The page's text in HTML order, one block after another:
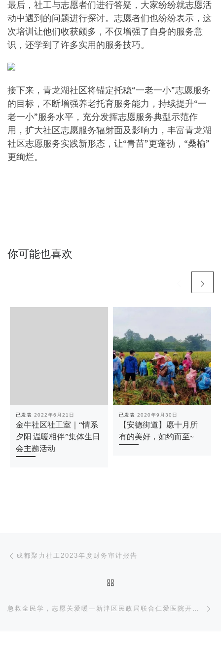
最后，社工与志愿者们进行答疑，大家纷纷就志愿活
动中遇到的问题进行探讨。志愿者们也纷纷表示，这
次培训让他们收获颇多，不仅增强了自身的服务意
识，还学到了许多实用的服务技巧。
接下来，青龙湖社区将锚定托稳“一老一小”志愿服务
的目标，不断增强养老托育服务能力，持续提升“一
老一小”服务水平，充分发挥志愿服务典型示范作
用，扩大社区志愿服务辐射面及影响力，丰富青龙湖
社区志愿服务实践新形态，让“青苗”更蓬勃，“桑榆”
更绚烂。
你可能也喜欢
已发表 2022年6月21日
金牛社区社工室｜“情系
夕阳 温暖相伴”集体生日
会主题活动
已发表 2020年9月30日
【安德街道】愿十月所
有的美好，如约而至~
文章导航
成都聚力社工2023年度财务审计报告